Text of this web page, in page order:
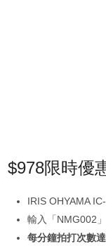
$978限時優
IRIS OHYAMA
輸入「NMG002
每分鐘拍打次數